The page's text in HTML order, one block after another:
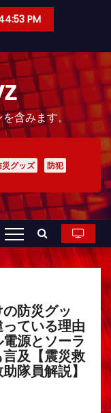
PM
含みます。
災グッズ
防犯
の防災グッ
ている理由
源とソーラ
及【震災救
隊員解説】